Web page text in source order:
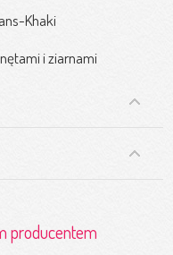
Khaki
i ziarnami
producentem